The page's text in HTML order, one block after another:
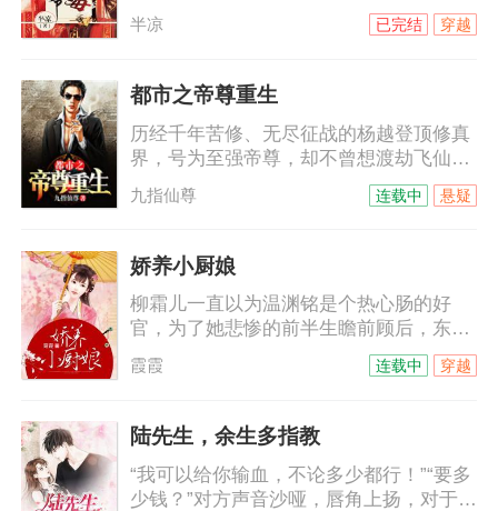
死。姐姐突然到来，她知道自己该走了，
有意成全他们，他恼怒地低喊：“祝夕儿，
庶妹陷害，日子过得那叫一个水深火热。
初见她，他是天璃国最尊贵的钺王：“难为
谶，她去哪哪儿出事，走哪哪儿死人……
跟我玩心机？看我斗智斗勇还得斗笑里藏
刀杀人不见血的钺王殿下！
半凉 穿越
已完结
都市之帝尊重生
历经千年苦修、无尽征战的杨越登顶修真
界，号为至强帝尊，却不曾想渡劫飞仙之
时因心魔、暗算而陨落，却意外重回千年
前的少年时代。上一世我登临绝顶、俯瞰
仅要打破前世桎梏、破劫飞仙，亦将不负
前尘不负卿。
九指仙尊 悬疑
连载中
娇养小厨娘
柳霜儿一直以为温渊铭是个热心肠的好
官，为了她悲惨的前半生瞻前顾后，东奔
西顾，直到某日被哄骗入了洞房才知道，
原来这厮在玩夫人养成计划。
霞霞 穿越
连载中
陆先生，余生多指教
“我可以给你输血，不论多少都行！”“要多
少钱？”对方声音沙哑，唇角上扬，对于他